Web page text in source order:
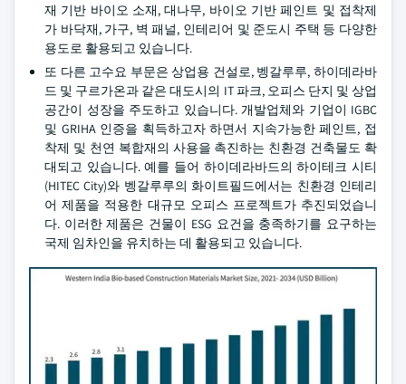
재 기반 바이오 소재, 대나무, 바이오 기반 페인트 및 접착제
가 바닥재, 가구, 벽 패널, 인테리어 및 준도시 주택 등 다양한
용도로 활용되고 있습니다.
또 다른 고수요 부문은 상업용 건설로, 벵갈루루, 하이데라바
드 및 구르가온과 같은 대도시의 IT 파크, 오피스 단지 및 상업
공간이 성장을 주도하고 있습니다. 개발업체와 기업이 IGBC
및 GRIHA 인증을 획득하고자 하면서 지속가능한 페인트, 접
착제 및 천연 복합재의 사용을 촉진하는 친환경 건축물도 확
대되고 있습니다. 예를 들어 하이데라바드의 하이테크 시티
(HITEC City)와 벵갈루루의 화이트필드에서는 친환경 인테리
어 제품을 적용한 대규모 오피스 프로젝트가 추진되었습니
다. 이러한 제품은 건물이 ESG 요건을 충족하기를 요구하는
국제 임차인을 유치하는 데 활용되고 있습니다.